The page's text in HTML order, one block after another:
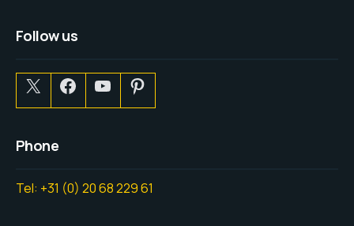
Follow us
Phone
Tel: +31 (0) 20 68 229 61